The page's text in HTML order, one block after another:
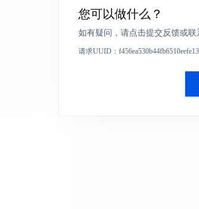
您可以做什么？
如有疑问，请点击提交反馈或
请求UUID：